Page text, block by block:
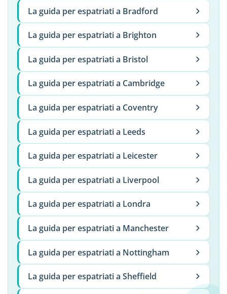
La guida per espatriati a Bradford
La guida per espatriati a Brighton
La guida per espatriati a Bristol
La guida per espatriati a Cambridge
La guida per espatriati a Coventry
La guida per espatriati a Leeds
La guida per espatriati a Leicester
La guida per espatriati a Liverpool
La guida per espatriati a Londra
La guida per espatriati a Manchester
La guida per espatriati a Nottingham
La guida per espatriati a Sheffield